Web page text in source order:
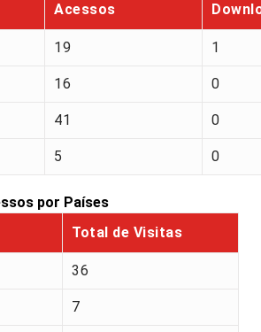
Acessos
19 1
16 0
41 0
5 0
por Países
Total de Visitas
36
7